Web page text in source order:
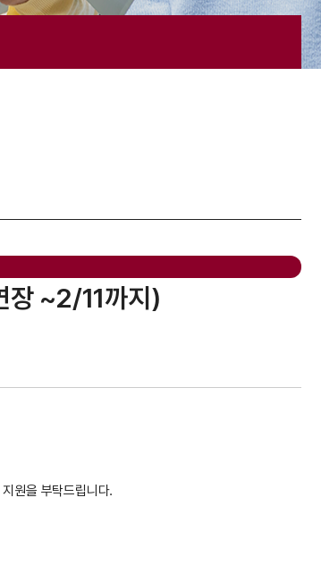
장 ~2/11까지)
원을 부탁드립니다.